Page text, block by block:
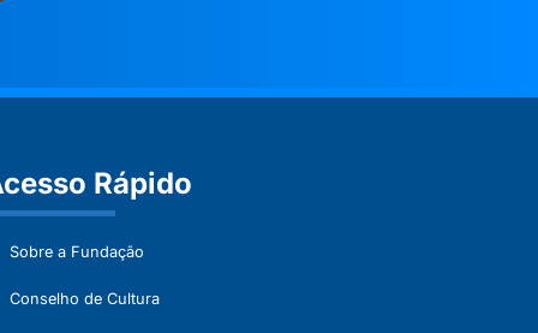
Rápido
Sobre a Fundação
Conselho de Cultura